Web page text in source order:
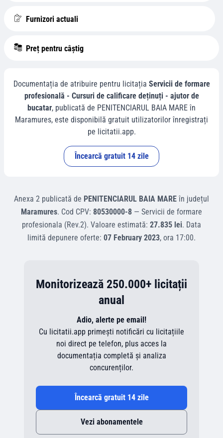
Furnizori actuali
Preț pentru câștig
Documentația de atribuire pentru licitația Servicii de formare
profesională - Cursuri de calificare deținuți - ajutor de
bucatar, publicată de PENITENCIARUL BAIA MARE în
Maramures, este disponibilă gratuit utilizatorilor înregistrați
pe licitatii.app.
Încearcă gratuit 14 zile
Anexa 2 publicată de PENITENCIARUL BAIA MARE în județul
Maramures. Cod CPV: 80530000-8 — Servicii de formare
profesionala (Rev.2). Valoare estimată: 27.835 lei. Data
limită depunere oferte: 07 February 2023, ora 17:00.
Monitorizează 250.000+ licitații
anual
Adio, alerte pe email!
Cu licitatii.app primești notificări cu licitațiile
noi direct pe telefon, plus acces la
documentația completă și analiza
concurenților.
Încearcă gratuit 14 zile
Vezi abonamentele